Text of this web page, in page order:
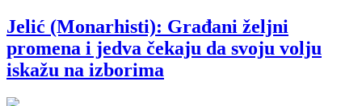
Jelić (Monarhisti): Građani željni
promena i jedva čekaju da svoju volju
iskažu na izborima